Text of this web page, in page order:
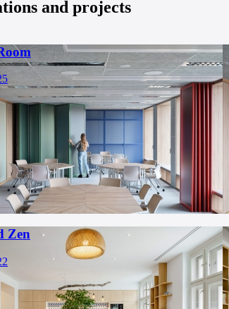
and projects
Zen